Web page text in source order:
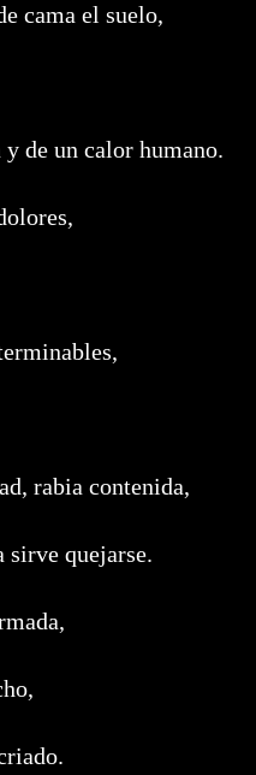
cama el suelo,
de un calor humano.
rabia contenida,
sirve quejarse.